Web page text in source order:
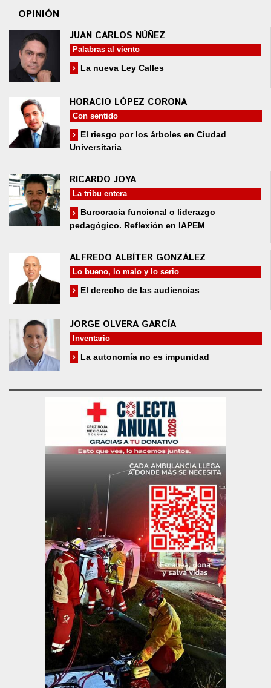
OPINIÓN
JUAN CARLOS NÚÑEZ
Palabras al viento
La nueva Ley Calles
HORACIO LÓPEZ CORONA
Con sentido
El riesgo por los árboles en Ciudad
Universitaria
RICARDO JOYA
La tribu entera
Burocracia funcional o liderazgo
pedagógico. Reflexión en IAPEM
ALFREDO ALBÍTER GONZÁLEZ
Lo bueno, lo malo y lo serio
El derecho de las audiencias
JORGE OLVERA GARCÍA
Inventario
La autonomía no es impunidad